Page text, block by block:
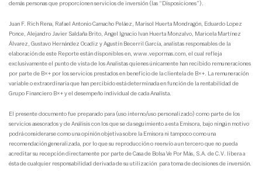
demás personas que proporcionen servicios de inversión (las “Disposiciones”).
Juan F. Rich Rena, Rafael Antonio Camacho Peláez, Marisol Huerta Mondragón, Eduardo Lopez
Ponce, Alejandro Javier Saldaña Brito, Angel Ignacio Ivan Huerta Monzalvo, Maricela Martínez
Álvarez, Gustavo Hernández Ocadiz y Agustín Becerril García, analistas responsables de la
elaboración de este Reporte están disponibles en, www.vepormas.com, el cual refleja
exclusivamente el punto de vista de los Analistas quienes únicamente han recibido remuneraciones
por parte de B×+ por los servicios prestados en beneficio de la clientela de B×+. La remuneración
variable o extraordinaria que han percibido está determinada en función de la rentabilidad de
Grupo Financiero B×+ y el desempeño individual de cada Analista.
El presente documento fue preparado para (uso interno/uso personalizado) como parte de los
servicios asesorados y de Análisis con los que se da seguimiento a esta Emisora, bajo ningún motivo
podrá considerarse como una opinión objetiva sobre la Emisora ni tampoco como una
recomendación generalizada, por lo que su reproducción o reenvío a un tercero que no pueda
acreditar su recepción directamente por parte de Casa de Bolsa Ve Por Más, S.A. de C.V. libera a
ésta de cualquier responsabilidad derivada de su utilización para toma de decisiones de inversión.